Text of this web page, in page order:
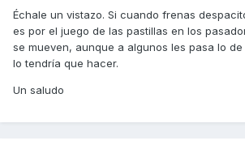
Échale un vistazo. Si cuando frenas
es por el juego de las pastillas en los
se mueven, aunque a algunos les pasa lo
lo tendría que hacer.
Un saludo